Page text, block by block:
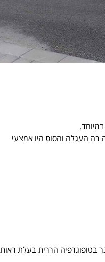
בה העגלה והסוס היו אמצעי
בטופוגרפיה הררית בעלת ראות